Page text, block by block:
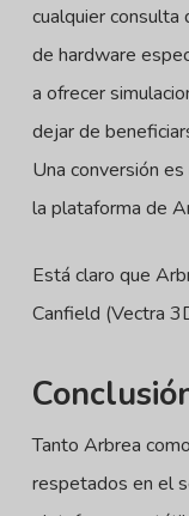
cualquier consulta
de hardware
a ofrecer
dejar de
Una conversión
la plataforma de
Está claro que
Canfield (Vectra
Tanto Arbrea
respetados en el